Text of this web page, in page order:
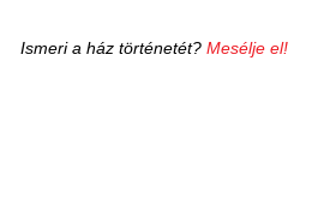
Ismeri a ház történetét? Mesélje el!